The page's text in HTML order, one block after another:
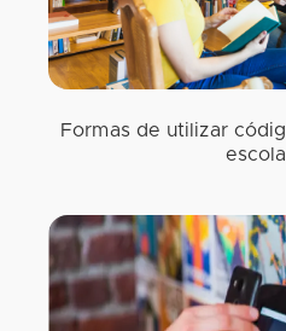
Formas de utilizar